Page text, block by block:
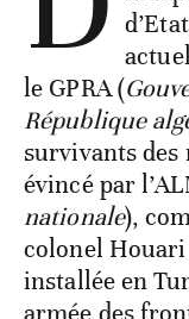
le GPRA (
République
survivants
évincé par
nationale),
colonel
installée en
armée des